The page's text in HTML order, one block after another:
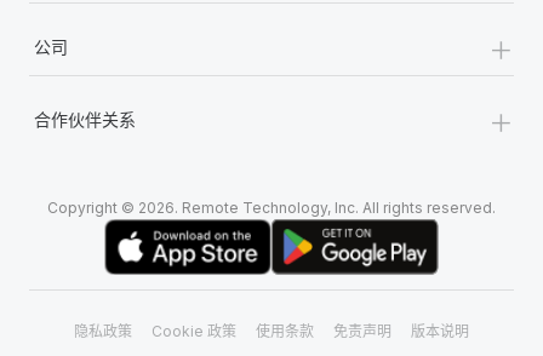
公司 +
合作伙伴关系 +
Copyright © 2026. Remote Technology, Inc. All rights reserved.
隐私政策 Cookie 政策 使用条款 免责声明 版本说明